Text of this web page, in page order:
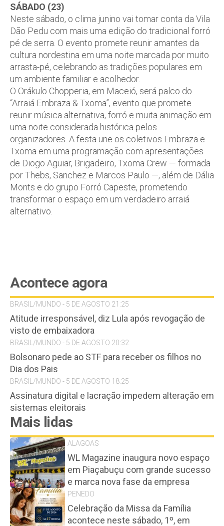
SÁBADO (23)
Neste sábado, o clima junino vai tomar conta da Vila
Dão Pedu com mais uma edição do tradicional forró
pé de serra. O evento promete reunir amantes da
cultura nordestina em uma noite marcada por muito
arrasta-pé, celebrando as tradições populares em
um ambiente familiar e acolhedor.
O Orákulo Chopperia, em Maceió, será palco do
“Arraiá Embraza & Txoma”, evento que promete
reunir música alternativa, forró e muita animação em
uma noite considerada histórica pelos
organizadores. A festa une os coletivos Embraza e
Txoma em uma programação com apresentações
de Diogo Aguiar, Brigadeiro, Txoma Crew — formada
por Thebs, Sanchez e Marcos Paulo —, além de Dália
Monts e do grupo Forró Capeste, prometendo
transformar o espaço em um verdadeiro arraiá
alternativo.
Acontece agora
BRASIL/MUNDO - 5 DE AGOSTO 21:25
Atitude irresponsável, diz Lula após revogação de
visto de embaixadora
BRASIL/MUNDO - 5 DE AGOSTO 20:32
Bolsonaro pede ao STF para receber os filhos no
Dia dos Pais
BRASIL/MUNDO - 5 DE AGOSTO 18:25
Assinatura digital e lacração impedem alteração em
sistemas eleitorais
Mais lidas
ALAGOAS
WL Magazine inaugura novo espaço
em Piaçabuçu com grande sucesso
e marca nova fase da empresa
PENEDO
Celebração da Missa da Família
acontece neste sábado, 1º, em